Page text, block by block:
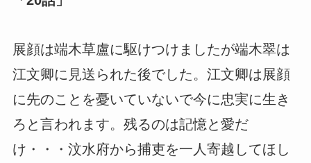
展顔は端木草盧に駆けつけましたが端木翠は
江文卿に見送られた後でした。江文卿は展顔
に先のことを憂いていないで今に忠実に生き
ろと言われます。残るのは記憶と愛だ
け・・・汶水府から捕吏を一人寄越してほし